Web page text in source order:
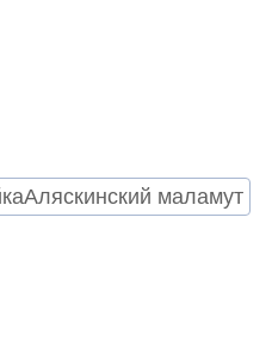
Аляскинский маламут